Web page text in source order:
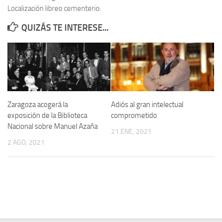
Memoria Histórica
Investigación previa de la represión en Talavera de la Reina (1937-
1947).
Informe Represión en Toledo 1936-1947 | Buscador
Informe de la fosa de abril de 1939 de Tembleque
Enciclopedia Republicana
Militantes históricos IR
Personajes republicanos
Localización libreo cementerio:
QUIZÁS TE INTERESE...
Zaragoza acogerá la
exposición de la Biblioteca
Nacional sobre Manuel Azaña
2 AGO, 2021
Adiós al gran intelectual
comprometido
21 ENE, 2021